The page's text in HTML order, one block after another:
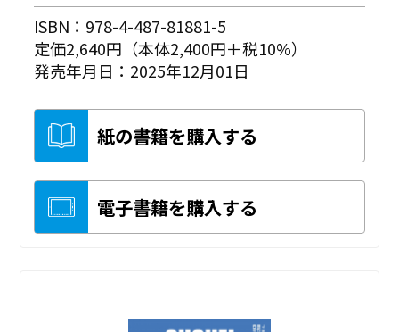
ISBN：978-4-487-81881-5
定価2,640円（本体2,400円＋税10%）
発売年月日：2025年12月01日
紙の書籍を購入する
電子書籍を購入する